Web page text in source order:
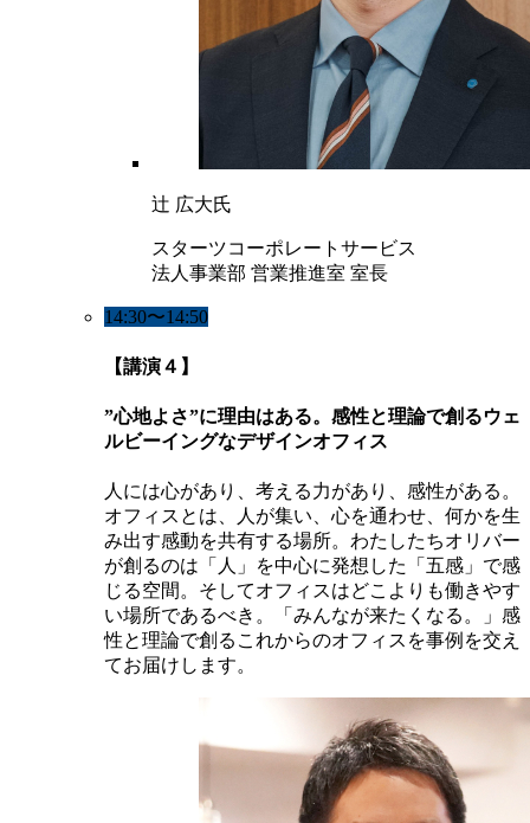
辻 広大氏
スターツコーポレートサービス
法人事業部 営業推進室 室長
14:30〜14:50
【講演４】
”心地よさ”に理由はある。感性と理論で創るウェ
ルビーイングなデザインオフィス
人には心があり、考える力があり、感性がある。
オフィスとは、人が集い、心を通わせ、何かを生
み出す感動を共有する場所。わたしたちオリバー
が創るのは「人」を中心に発想した「五感」で感
じる空間。そしてオフィスはどこよりも働きやす
い場所であるべき。「みんなが来たくなる。」感
性と理論で創るこれからのオフィスを事例を交え
てお届けします。